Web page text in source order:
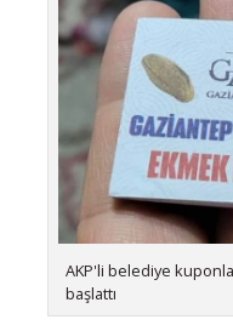
AKP'li belediye
başlattı